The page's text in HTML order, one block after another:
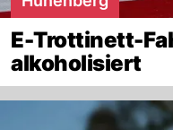
E-Trottinett-
alkoholisiert